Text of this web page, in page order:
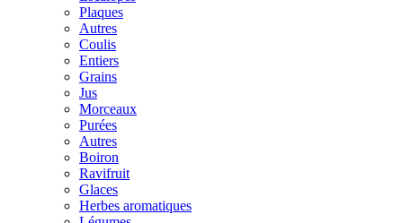
Plaques
Autres
Coulis
Entiers
Grains
Jus
Morceaux
Purées
Autres
Boiron
Ravifruit
Glaces
Herbes aromatiques